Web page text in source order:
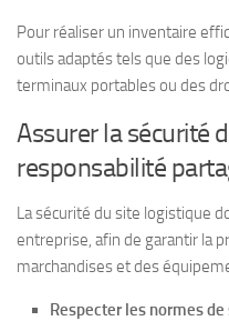
Pour réaliser un inventaire
outils adaptés tels que des
terminaux portables ou des
Assurer la sécurité
responsabilité
La sécurité du site logistique
entreprise, afin de garantir la
marchandises et des
Respecter les normes de